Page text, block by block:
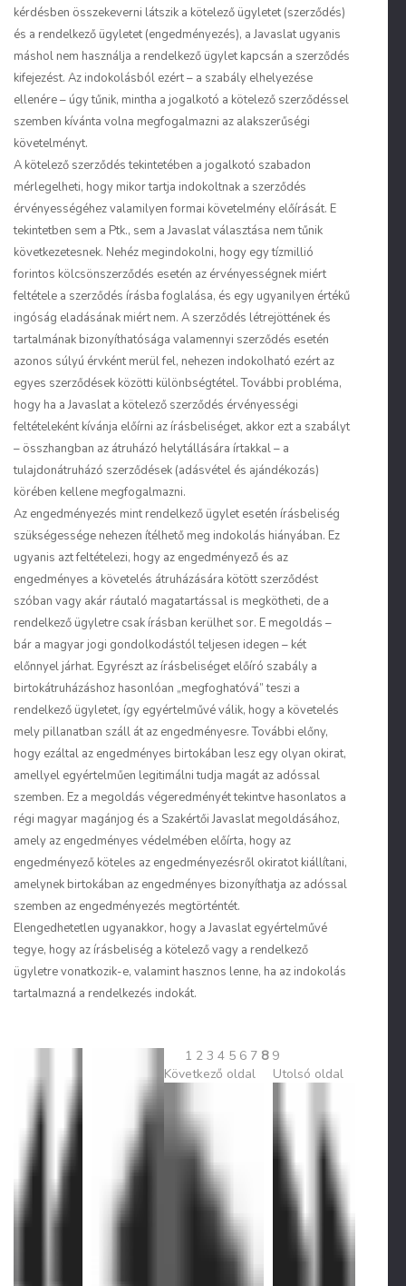
kérdésben összekeverni látszik a kötelező ügyletet (szerződés)
és a rendelkező ügyletet (engedményezés), a Javaslat ugyanis
máshol nem használja a rendelkező ügylet kapcsán a szerződés
kifejezést. Az indokolásból ezért – a szabály elhelyezése
ellenére – úgy tűnik, mintha a jogalkotó a kötelező szerződéssel
szemben kívánta volna megfogalmazni az alakszerűségi
követelményt.
A kötelező szerződés tekintetében a jogalkotó szabadon
mérlegelheti, hogy mikor tartja indokoltnak a szerződés
érvényességéhez valamilyen formai követelmény előírását. E
tekintetben sem a Ptk., sem a Javaslat választása nem tűnik
következetesnek. Nehéz megindokolni, hogy egy tízmillió
forintos kölcsönszerződés esetén az érvényességnek miért
feltétele a szerződés írásba foglalása, és egy ugyanilyen értékű
ingóság eladásának miért nem. A szerződés létrejöttének és
tartalmának bizonyíthatósága valamennyi szerződés esetén
azonos súlyú érvként merül fel, nehezen indokolható ezért az
egyes szerződések közötti különbségtétel. További probléma,
hogy ha a Javaslat a kötelező szerződés érvényességi
feltételeként kívánja előírni az írásbeliséget, akkor ezt a szabályt
– összhangban az átruházó helytállására írtakkal – a
tulajdonátruházó szerződések (adásvétel és ajándékozás)
körében kellene megfogalmazni.
Az engedményezés mint rendelkező ügylet esetén írásbeliség
szükségessége nehezen ítélhető meg indokolás hiányában. Ez
ugyanis azt feltételezi, hogy az engedményező és az
engedményes a követelés átruházására kötött szerződést
szóban vagy akár ráutaló magatartással is megkötheti, de a
rendelkező ügyletre csak írásban kerülhet sor. E megoldás –
bár a magyar jogi gondolkodástól teljesen idegen – két
előnnyel járhat. Egyrészt az írásbeliséget előíró szabály a
birtokátruházáshoz hasonlóan „megfoghatóvá” teszi a
rendelkező ügyletet, így egyértelművé válik, hogy a követelés
mely pillanatban száll át az engedményesre. További előny,
hogy ezáltal az engedményes birtokában lesz egy olyan okirat,
amellyel egyértelműen legitimálni tudja magát az adóssal
szemben. Ez a megoldás végeredményét tekintve hasonlatos a
régi magyar magánjog és a Szakértői Javaslat megoldásához,
amely az engedményes védelmében előírta, hogy az
engedményező köteles az engedményezésről okiratot kiállítani,
amelynek birtokában az engedményes bizonyíthatja az adóssal
szemben az engedményezés megtörténtét.
Elengedhetetlen ugyanakkor, hogy a Javaslat egyértelművé
tegye, hogy az írásbeliség a kötelező vagy a rendelkező
ügyletre vonatkozik-e, valamint hasznos lenne, ha az indokolás
tartalmazná a rendelkezés indokát.
1 2 3 4 5 6 7 8 9
Következő oldal
Utolsó oldal